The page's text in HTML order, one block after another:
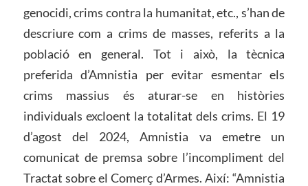
genocidi, crims contra la humanitat, etc., s’han de
descriure com a crims de masses, referits a la
població en general. Tot i això, la tècnica
preferida d’Amnistia per evitar esmentar els
crims massius és aturar-se en històries
individuals excloent la totalitat dels crims. El 19
d’agost del 2024, Amnistia va emetre un
comunicat de premsa sobre l’incompliment del
Tractat sobre el Comerç d’Armes. Així: “Amnistia